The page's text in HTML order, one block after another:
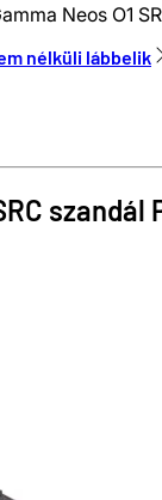
Neos O1
nélküli lábbelik
szandál